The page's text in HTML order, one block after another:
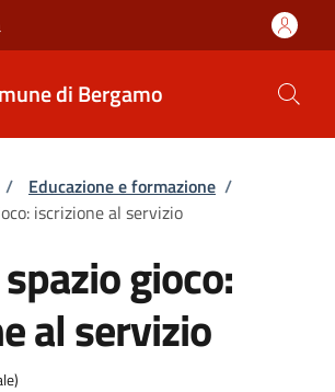
di Bergamo
pane
/ Educazione e formazione /
iscrizione al servizio
gioco:
al servizio